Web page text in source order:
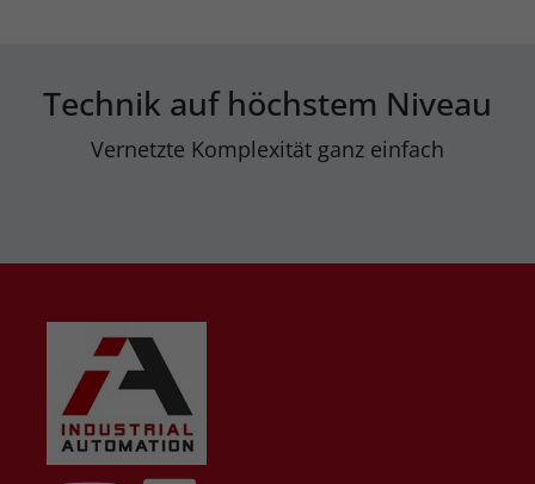
Technik auf höchstem Niveau
Vernetzte Komplexität ganz einfach